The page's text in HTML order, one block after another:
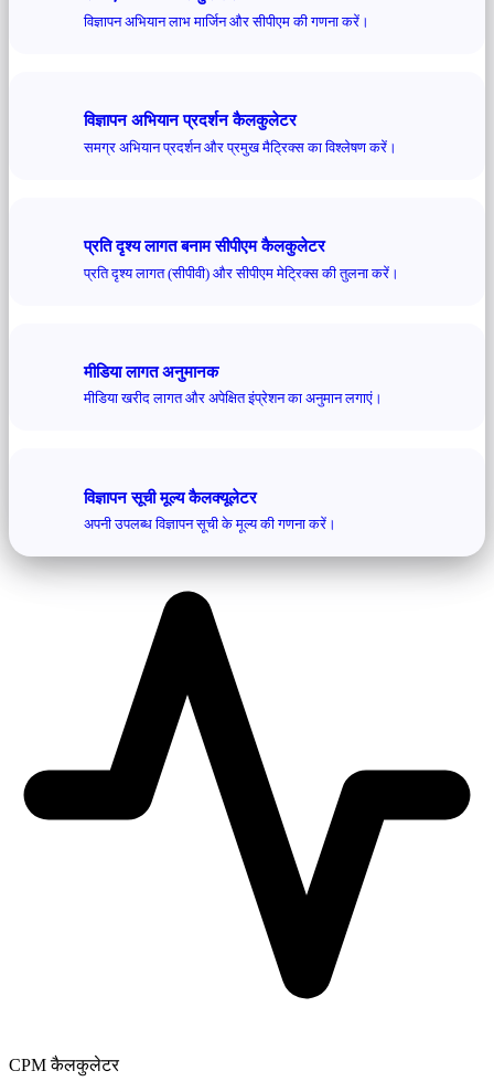
विज्ञापन अभियान लाभ मार्जिन और सीपीएम की गणना करें।
विज्ञापन अभियान प्रदर्शन कैलकुलेटर
समग्र अभियान प्रदर्शन और प्रमुख मैट्रिक्स का विश्लेषण करें।
प्रति दृश्य लागत बनाम सीपीएम कैलकुलेटर
प्रति दृश्य लागत (सीपीवी) और सीपीएम मेट्रिक्स की तुलना करें।
मीडिया लागत अनुमानक
मीडिया खरीद लागत और अपेक्षित इंप्रेशन का अनुमान लगाएं।
विज्ञापन सूची मूल्य कैलक्यूलेटर
अपनी उपलब्ध विज्ञापन सूची के मूल्य की गणना करें।
CPM कैलकुलेटर